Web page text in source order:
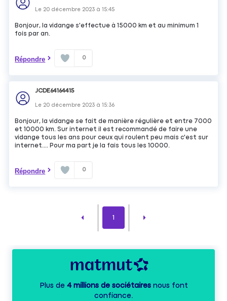
Le 20 décembre 2023 à15:45
Bonjour, la vidange s'effectue à 15000 km et au minimum 1
fois par an.
Répondre 0
JCDE64164415
Le 20 décembre 2023 à15:36
Bonjour, la vidange se fait de manière régulière et entre 7000
et 10000 km. Sur internet il est recommandé de faire une
vidange tous les ans pour ceux qui roulent peu mais c'est sur
internet.... Pour ma part je la fais tous les 10000.
Répondre 0
1
Plus de 4 millions de sociétairesnous font
confiance.